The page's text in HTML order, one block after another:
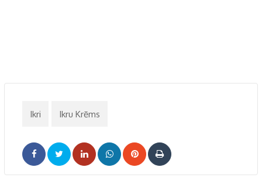
Ikri Ikru Krēms
LinkedInWhatsappPinterest
Print